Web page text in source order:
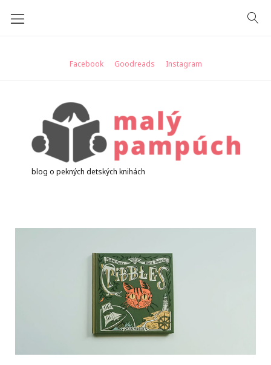
Facebook Goodreads Instagram
blog o pekných detských knihách